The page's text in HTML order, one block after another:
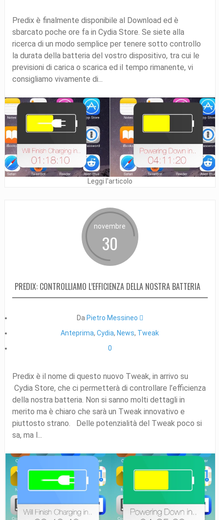
Predix è finalmente disponibile al Download ed è
sbarcato poche ore fa in Cydia Store. Se siete alla
ricerca di un modo semplice per tenere sotto controllo
la durata della batteria del vostro dispositivo, tra cui le
previsioni di carica o scarica ed il tempo rimanente, vi
consigliamo vivamente di...
Leggi l'articolo
novembre
30
PREDIX: CONTROLLIAMO L’EFFICIENZA DELLA NOSTRA BATTERIA
Da Pietro Messineo 
Anteprima,Cydia, News, Tweak
0
Predix è il nome di questo nuovo Tweak, in arrivo su
Cydia Store, che ci permetterà di controllare l’efficienza
della nostra batteria. Non si sanno molti dettagli in
merito ma è chiaro che sarà un Tweak innovativo e
piuttosto strano. Delle potenzialità del Tweak poco si
sa, ma l...